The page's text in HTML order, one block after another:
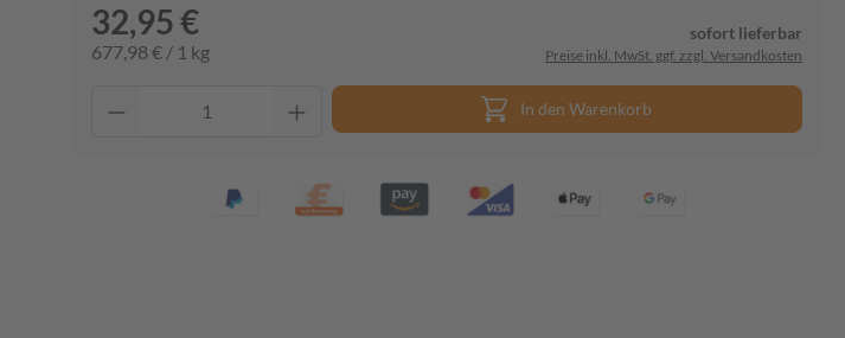
32,95 €
677,98 € / 1 kg
sofort lieferbar
Preise inkl. MwSt. ggf. zzgl. Versandkosten
In den Warenkorb